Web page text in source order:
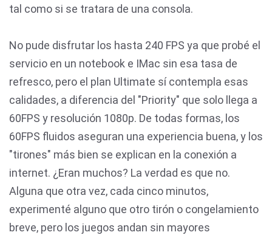
tal como si se tratara de una consola.
No pude disfrutar los hasta 240 FPS ya que probé el
servicio en un notebook e IMac sin esa tasa de
refresco, pero el plan Ultimate sí contempla esas
calidades, a diferencia del "Priority" que solo llega a
60FPS y resolución 1080p. De todas formas, los
60FPS fluidos aseguran una experiencia buena, y los
"tirones" más bien se explican en la conexión a
internet. ¿Eran muchos? La verdad es que no.
Alguna que otra vez, cada cinco minutos,
experimenté alguno que otro tirón o congelamiento
breve, pero los juegos andan sin mayores